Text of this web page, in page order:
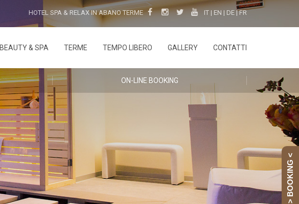
HOTEL SPA & RELAX IN ABANO TERME IT | EN | DE |FR
BEAUTY & SPA TERME TEMPO LIBERO GALLERY CONTATTI
ON-LINE BOOKING
> BOOKING <